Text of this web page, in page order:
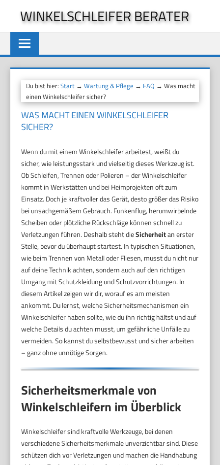
springen
WINKELSCHLEIFER BERATER
Du bist hier:Start →Wartung & Pflege → FAQ → Was macht
einen Winkelschleifer sicher?
WAS MACHT EINEN WINKELSCHLEIFER
SICHER?
Wenn du mit einem Winkelschleifer arbeitest, weißt du
sicher, wie leistungsstark und vielseitig dieses Werkzeug ist.
Ob Schleifen, Trennen oder Polieren – der Winkelschleifer
kommt in Werkstätten und bei Heimprojekten oft zum
Einsatz. Doch je kraftvoller das Gerät, desto größer das Risiko
bei unsachgemäßem Gebrauch. Funkenflug, herumwirbelnde
Scheiben oder plötzliche Rückschläge können schnell zu
Verletzungen führen. Deshalb steht dieSicherheitan erster
Stelle, bevor du überhaupt startest. In typischen Situationen,
wie beim Trennen von Metall oder Fliesen, musst du nicht nur
auf deine Technik achten, sondern auch auf den richtigen
Umgang mit Schutzkleidung und Schutzvorrichtungen. In
diesem Artikel zeigen wir dir, worauf es am meisten
ankommt. Du lernst, welche Sicherheitsmechanismen ein
Winkelschleifer haben sollte, wie du ihn richtig hältst und auf
welche Details du achten musst, um gefährliche Unfälle zu
vermeiden. So kannst du selbstbewusst und sicher arbeiten
– ganz ohne unnötige Sorgen.
Sicherheitsmerkmale von
Winkelschleifern im Überblick
Winkelschleifer sind kraftvolle Werkzeuge, bei denen
verschiedene Sicherheitsmerkmale unverzichtbar sind. Diese
schützen dich vor Verletzungen und machen die Handhabung